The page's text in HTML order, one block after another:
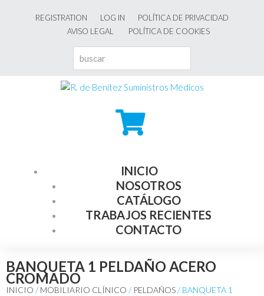
REGISTRATION LOG IN
POLÍTICA DE PRIVACIDAD
AVISO LEGAL
POLÍTICA DE COOKIES
INICIO
NOSOTROS
CATÁLOGO
TRABAJOS RECIENTES
CONTACTO
BANQUETA 1 PELDAÑO ACERO
CROMADO
INICIO / MOBILIARIO CLÍNICO / PELDAÑOS/ BANQUETA 1